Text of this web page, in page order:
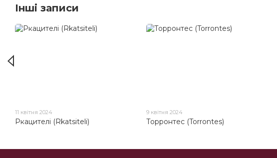
Інші записи
11 квітня 2024
Ркацителі (Rkatsiteli)
9 квітня 2024
Торронтес (Torrontes)